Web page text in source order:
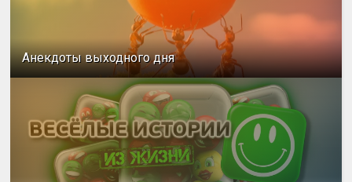
Анекдоты выходного дня